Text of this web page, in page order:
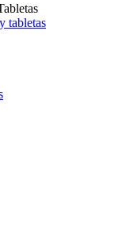
tabletas